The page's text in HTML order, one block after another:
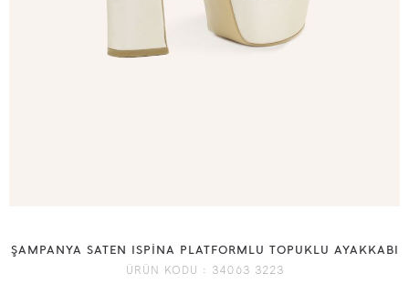
ŞAMPANYA SATEN ISPİNA PLATFORMLU TOPUKLU AYAKKABI
ÜRÜN KODU : 34063 3223